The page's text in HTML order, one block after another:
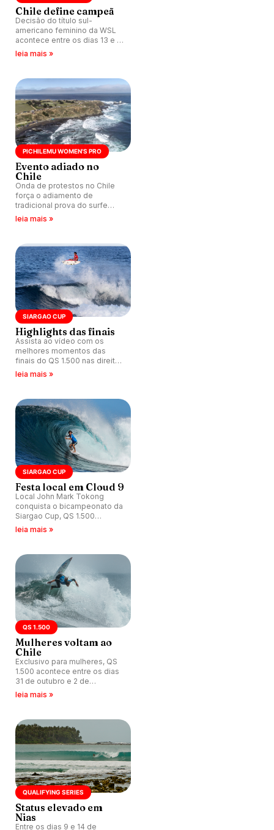
Chile define campeã
Decisão do título sul-
americano feminino da WSL
acontece entre os dias 13 e 15
de dezembro em Punta de
leia mais »
PICHILEMU WOMEN'S PRO
Evento adiado no
Chile
Onda de protestos no Chile
força o adiamento de
tradicional prova do surfe
feminino em Punta de Lobos.
leia mais »
SIARGAO CUP
Highlights das finais
Assista ao vídeo com os
melhores momentos das
finais do QS 1.500 nas direitas
clássicas de Cloud 9,
leia mais »
SIARGAO CUP
Festa local em Cloud 9
Local John Mark Tokong
conquista o bicampeonato da
Siargao Cup, QS 1.500
realizado nas direitas
leia mais »
QS 1.500
Mulheres voltam ao
Chile
Exclusivo para mulheres, QS
1.500 acontece entre os dias
31 de outubro e 2 de
novembro em Punta de
leia mais »
QUALIFYING SERIES
Status elevado em
Nias
Entre os dias 9 e 14 de